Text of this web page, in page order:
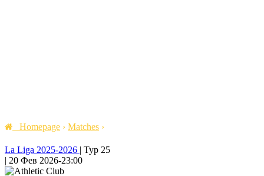
Homepage › Matches ›
La Liga 2025-2026 | Тур 25
| 20 Фев 2026-23:00